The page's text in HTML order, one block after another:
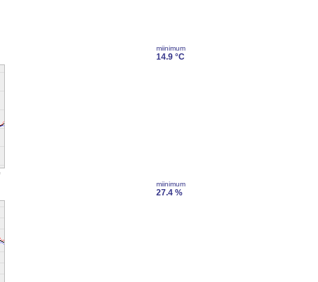
miinimum
14.9 °C
miinimum
27.4 %